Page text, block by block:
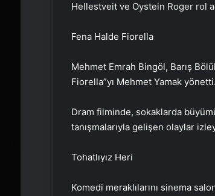
Hellestveit ve Oystein Roger rol
Fena Halde Fiorella
Mehmet Emrah Bingöl, Barış
Fiorella”yı Mehmet Yamak yönetti.
Dram filminde, sokaklarda
tanışmalarıyla gelişen olaylar
Tohatlıyız Heri
Komedi meraklılarını sinema